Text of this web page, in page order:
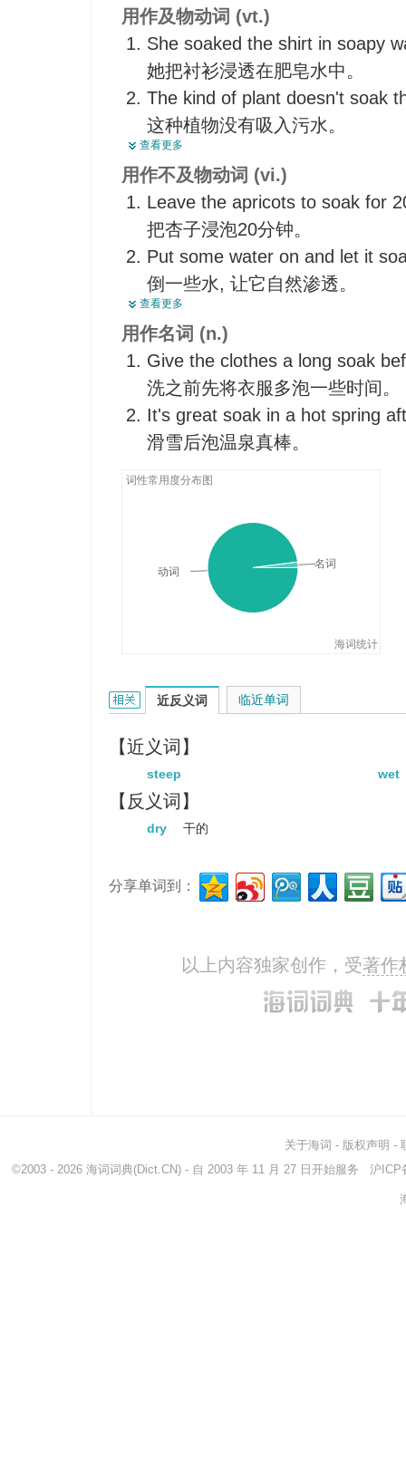
<口>喝得烂醉，酗酒
浸出，浸掉
沉浸在（工作，学习中）
<口>使喝醉，使大醉
<口>向...敲竹杠，宰
向...征重税
感化（某人）
用作及物动词 (vt.)
She soaked the shirt in soapy
她把衬衫浸透在肥皂水中。
The kind of plant doesn't soak
这种植物没有吸入污水。
He likes to soak himself in a
他喜欢泡洗热水澡。
They really soak the tourists in
他们在那家餐厅真的把观光客当
查看更多
用作不及物动词 (vi.)
Leave the apricots to soak for
把杏子浸泡20分钟。
Put some water on and let it
倒一些水, 让它自然渗透。
The speaker paused to let her
讲话者暂停了一下,以便她的话
查看更多
用作名词 (n.)
Give the clothes a long soak
洗之前先将衣服多泡一些时间。
It's great soak in a hot spring
滑雪后泡温泉真棒。
词性常用度分布图
海词统计
动词
名词
soak的相关资料：
近反义词
【近义词】
steep wet
【反义词】
dry 干的
临近单词
分享单词到：
以上内容独家创作，受著作
关于海词 - 版权声明 -
©2003 - 2026 海词词典(Dict.CN) - 自 2003 年 11 月 27 日开始服务 沪ICP